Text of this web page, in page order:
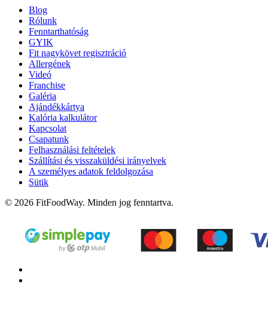
Blog
Rólunk
Fenntarthatóság
GYIK
Fit nagykövet regisztráció
Allergének
Videó
Franchise
Galéria
Ajándékkártya
Kalória kalkulátor
Kapcsolat
Csapatunk
Felhasználási feltételek
Szállítási és visszaküldési irányelvek
A személyes adatok feldolgozása
Sütik
© 2026 FitFoodWay. Minden jog fenntartva.